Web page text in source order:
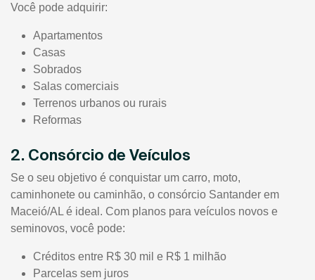
Você pode adquirir:
Apartamentos
Casas
Sobrados
Salas comerciais
Terrenos urbanos ou rurais
Reformas
2. Consórcio de Veículos
Se o seu objetivo é conquistar um carro, moto,
caminhonete ou caminhão, o consórcio Santander em
Maceió/AL é ideal. Com planos para veículos novos e
seminovos, você pode:
Créditos entre R$ 30 mil e R$ 1 milhão
Parcelas sem juros